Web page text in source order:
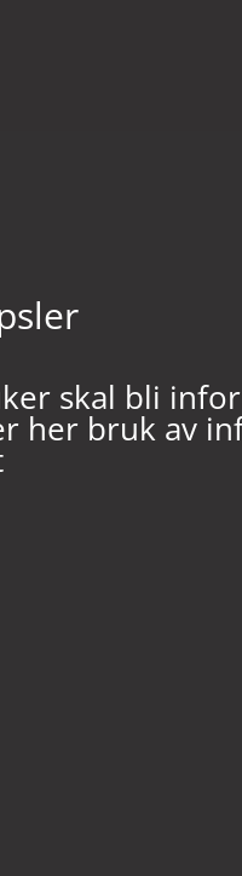
skal bli
her bruk av